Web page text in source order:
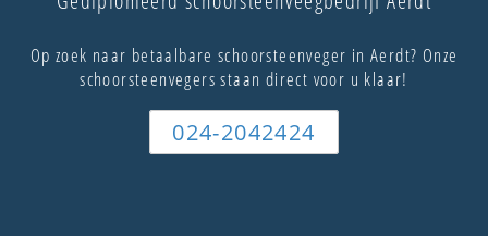
Op zoek naar betaalbare schoorsteenveger in Aerdt? Onze
schoorsteenvegers staan direct voor u klaar!
024-2042424